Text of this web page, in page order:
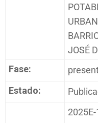
JOSÉ
Fase:
Estado: